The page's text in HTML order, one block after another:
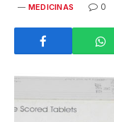
MEDICINAS 0